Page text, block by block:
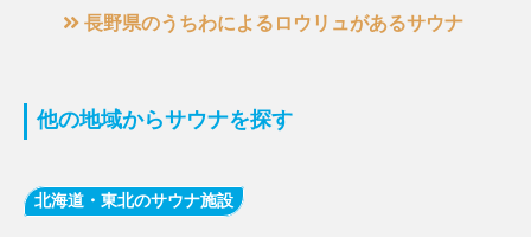
長野県のうちわによるロウリュがあるサウナ
他の地域からサウナを探す
北海道・東北のサウナ施設